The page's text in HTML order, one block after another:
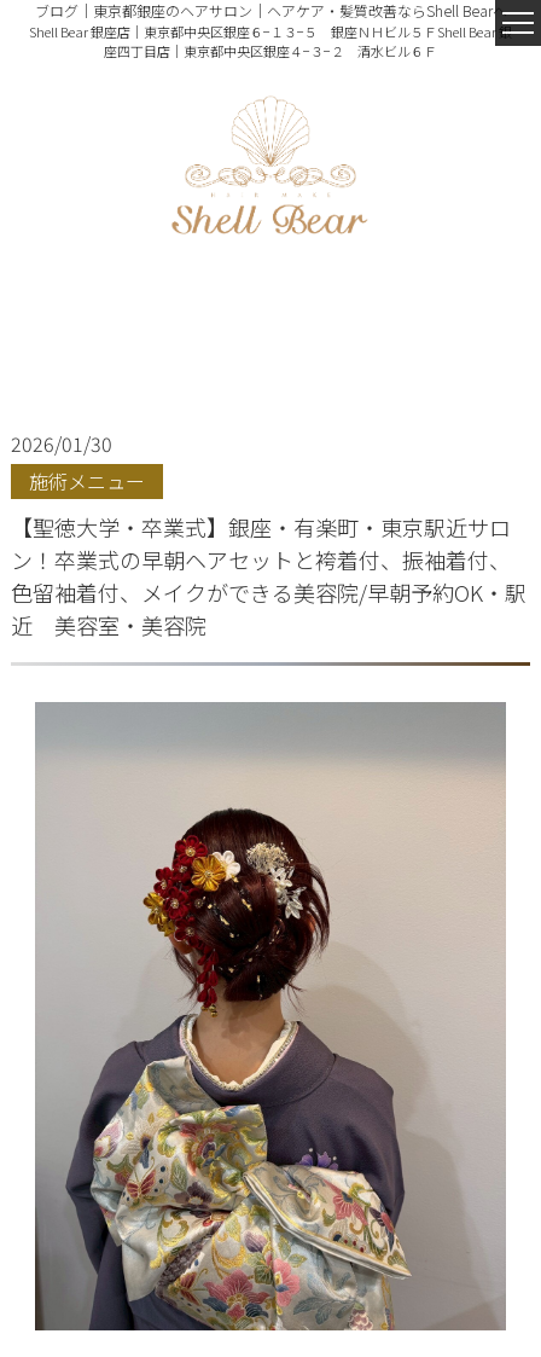
ブログ｜東京都銀座のヘアサロン｜ヘアケア・髪質改善ならShell Bearへ
Shell Bear 銀座店｜東京都中央区銀座６−１３−５ 銀座ＮＨビル５ＦShell Bear 銀
座四丁目店｜東京都中央区銀座４−３−２ 清水ビル６Ｆ
2026/01/30
施術メニュー
【聖徳大学・卒業式】銀座・有楽町・東京駅近サロ
ン！卒業式の早朝ヘアセットと袴着付、振袖着付、
色留袖着付、メイクができる美容院/早朝予約OK・駅
近 美容室・美容院